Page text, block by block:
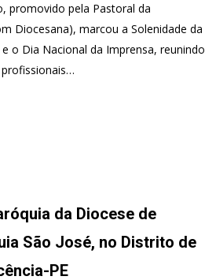
promovido pela Pastoral da
Diocesana), marcou a Solenidade da
o Dia Nacional da Imprensa, reunindo
da Diocese de
São José, no Distrito de
PE